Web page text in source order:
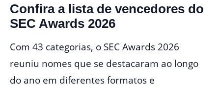
Confira a lista de vencedores do
SEC Awards 2026
Com 43 categorias, o SEC Awards 2026
reuniu nomes que se destacaram ao longo
do ano em diferentes formatos e